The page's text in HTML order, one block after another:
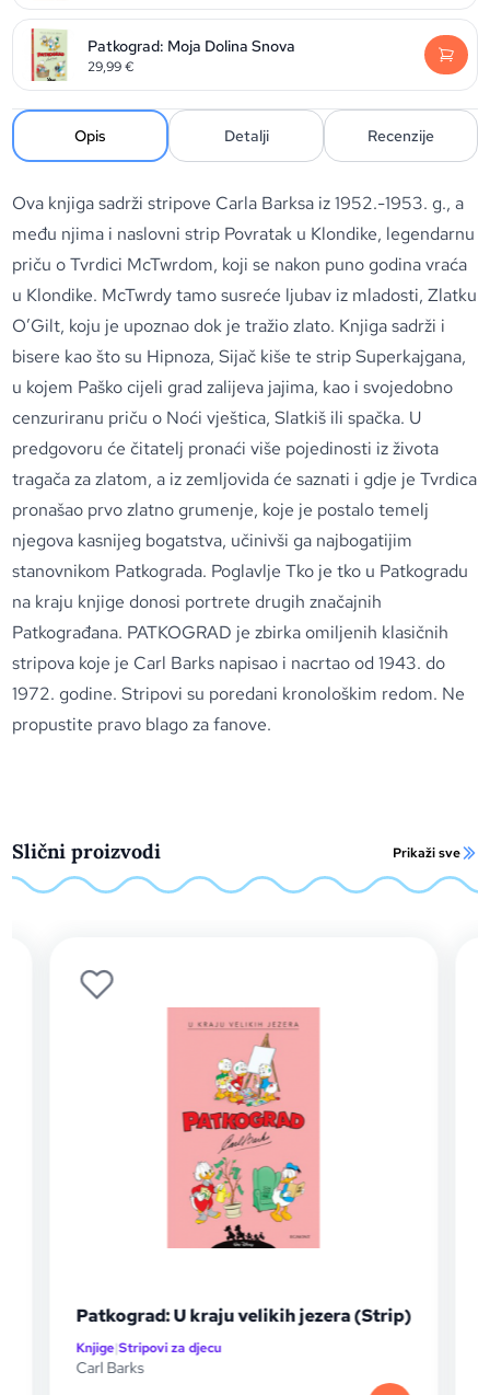
Patkograd: Moja Dolina Snova
29,99€
Opis Detalji Recenzije
Ova knjiga sadrži stripove Carla Barksa iz 1952.-1953. g., a
među njima i naslovni strip Povratak u Klondike, legendarnu
priču o Tvrdici McTwrdom, koji se nakon puno godina vraća
u Klondike. McTwrdy tamo susreće ljubav iz mladosti, Zlatku
O’Gilt, koju je upoznao dok je tražio zlato. Knjiga sadrži i
bisere kao što su Hipnoza, Sijač kiše te strip Superkajgana,
u kojem Paško cijeli grad zalijeva jajima, kao i svojedobno
cenzuriranu priču o Noći vještica, Slatkiš ili spačka. U
predgovoru će čitatelj pronaći više pojedinosti iz života
tragača za zlatom, a iz zemljovida će saznati i gdje je Tvrdica
pronašao prvo zlatno grumenje, koje je postalo temelj
njegova kasnijeg bogatstva, učinivši ga najbogatijim
stanovnikom Patkograda. Poglavlje Tko je tko u Patkogradu
na kraju knjige donosi portrete drugih značajnih
Patkograđana. PATKOGRAD je zbirka omiljenih klasičnih
stripova koje je Carl Barks napisao i nacrtao od 1943. do
1972. godine. Stripovi su poredani kronološkim redom. Ne
propustite pravo blago za fanove.
Slični proizvodi Prikaži sve
Patkograd: U kraju velikih jezera (Strip)
Knjige|Stripovi za djecu
Carl Barks